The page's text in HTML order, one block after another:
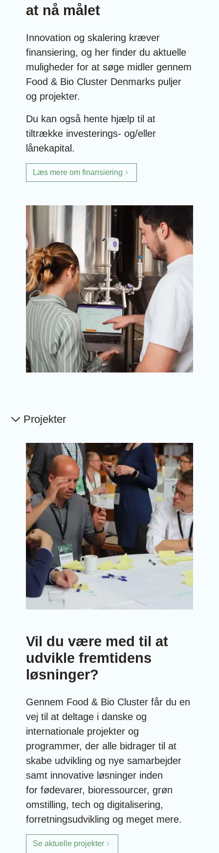
at nå målet
Innovation og skalering kræver
finansiering, og her finder du aktuelle
muligheder for at søge midler gennem
Food & Bio Cluster Denmarks puljer
og projekter.
Du kan også hente hjælp til at
tiltrække investerings- og/eller
lånekapital.
Læs mere om finansiering
Projekter
Vil du være med til at
udvikle fremtidens
løsninger?
Gennem Food & Bio Cluster får du en
vej til at deltage i danske og
internationale projekter og
programmer, der alle bidrager til at
skabe udvikling og nye samarbejder
samt innovative løsninger inden
for fødevarer, bioressourcer, grøn
omstilling, tech og digitalisering,
forretningsudvikling og meget mere.
Se aktuelle projekter